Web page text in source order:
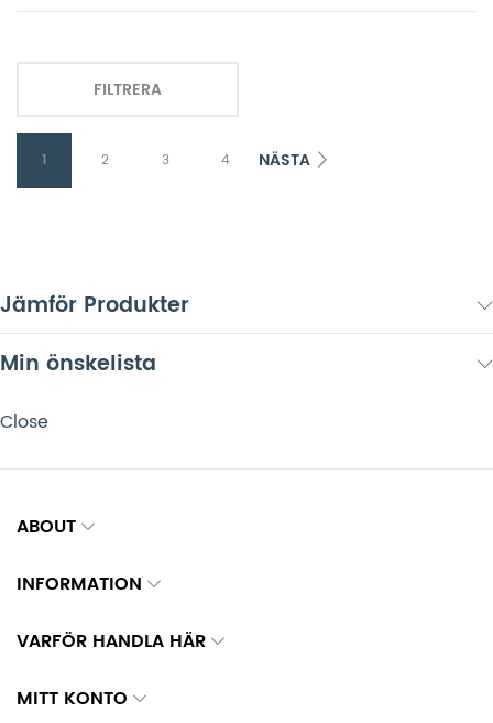
FILTRERA
1 2 3 4 NÄSTA
Jämför Produkter
Min önskelista
Close
ABOUT
INFORMATION
VARFÖR HANDLA HÄR
MITT KONTO